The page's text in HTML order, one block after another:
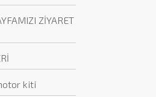
ZİYARET
kiti